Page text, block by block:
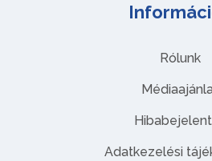
Rólunk
Adatkezelési